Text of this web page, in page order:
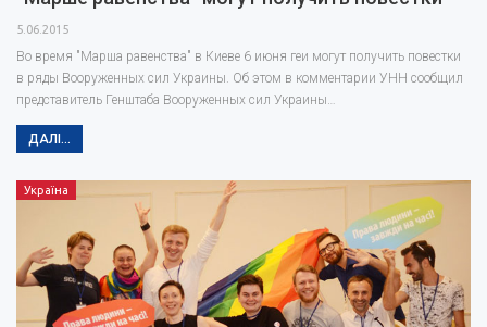
5.06.2015
Во время "Марша равенства" в Киеве 6 июня геи могут получить повестки
в ряды Вооруженных сил Украины. Об этом в комментарии УНН сообщил
представитель Генштаба Вооруженных сил Украины…
ДАЛІ...
Україна